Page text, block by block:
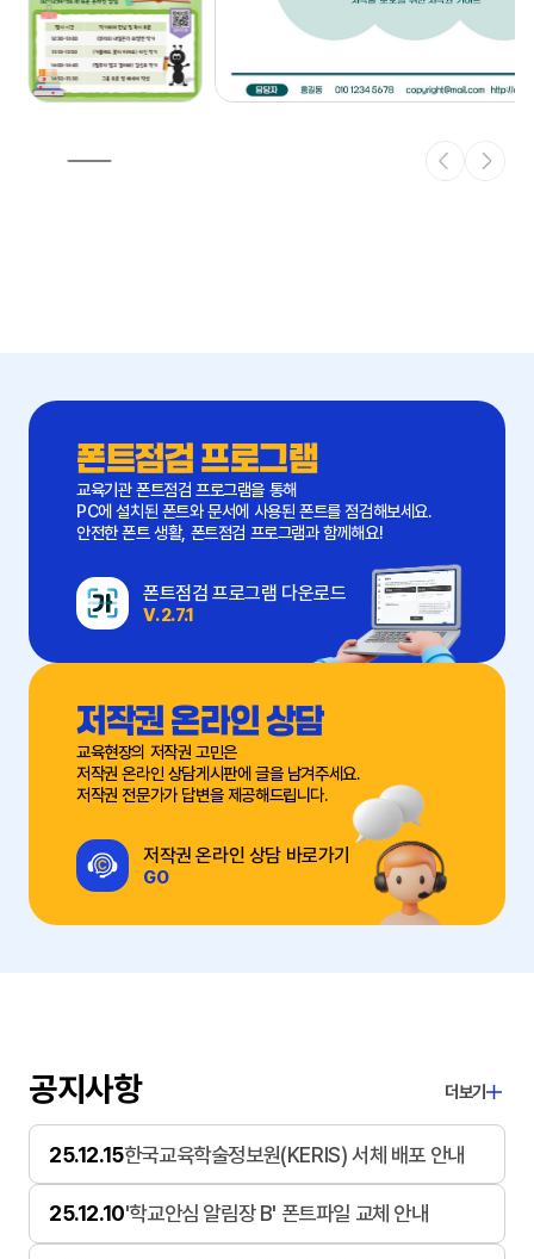
폰트점검 프로그램
교육기관 폰트점검 프로그램을 통해
PC에 설치된 폰트와 문서에 사용된 폰트를 점검해보세요.
안전한 폰트 생활, 폰트점검 프로그램과 함께해요!
폰트점검 프로그램 다운로드
V. 2.7.1
저작권 온라인 상담
교육현장의 저작권 고민은
저작권 온라인 상담게시판에 글을 남겨주세요.
저작권 전문가가 답변을 제공해드립니다.
저작권 온라인 상담 바로가기
GO
공지사항
한국교육학술정보원(KERIS) 서체 배포 안내
25.12.15
'학교안심 알림장 B' 폰트파일 교체 안내
25.12.10
더보기